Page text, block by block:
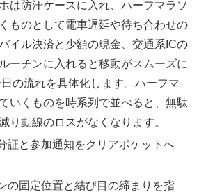
は防汗ケースに入れ、ハーフマラソ
ものとして電車遅延や待ち合わせの
イル決済と少額の現金、交通系ICの
ーチンに入れると移動がスムーズに
の流れを具体化します。ハーフマ
いくものを時系列で並べると、無駄
り動線のロスがなくなります。
証と参加通知をクリアポケットへ
の固定位置と結び目の締まりを指